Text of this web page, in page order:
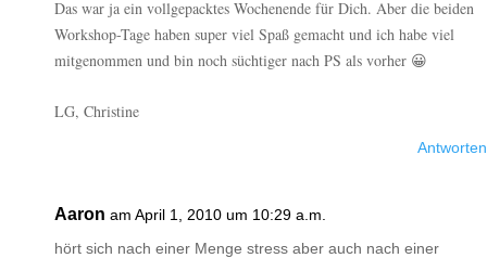
Das war ja ein vollgepacktes Wochenende für Dich. Aber die beiden
Workshop-Tage haben super viel Spaß gemacht und ich habe viel
mitgenommen und bin noch süchtiger nach PS als vorher 😀
LG, Christine
Antworten
Aaron am April 1, 2010 um 10:29 a.m.
hört sich nach einer Menge stress aber auch nach einer